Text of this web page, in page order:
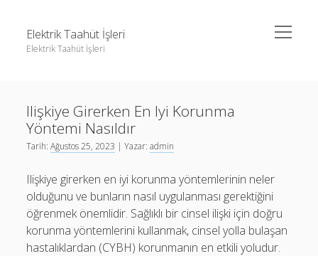
Elektrik Taahüt İşleri
Elektrik Taahüt İşleri
menüyü
aç
Liste
Sayfa Listesi
Ücretsiz Instagram Bayan Takipçi Hilesi
Instagram Gizli Story İzleme
Sayfa Listesi
Tiktok Takipçi Hilesi Şifresiz
Ücretsiz Instagram Bayan Takipçi Hilesi
Ilişkiye Girerken En Iyi Korunma
Yöntemi Nasıldır
Tarih:Ağustos 25, 2023 | Yazar:admin
Ilişkiye girerken en iyi korunma yöntemlerinin neler
olduğunu ve bunların nasıl uygulanması gerektiğini
öğrenmek önemlidir. Sağlıklı bir cinsel ilişki için doğru
korunma yöntemlerini kullanmak, cinsel yolla bulaşan
hastalıklardan (CYBH) korunmanın en etkili yoludur.